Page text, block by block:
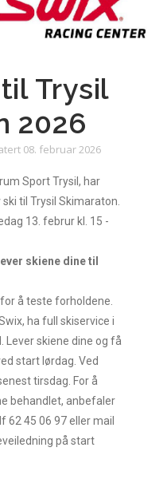
Trysil
2026
08. februar 2026
Sport Trysil, har
til Trysil Skimaraton.
13. februr kl. 15 -
skiene dine til
å teste forholdene.
ha full skiservice i
skiene dine og få
start lørdag. Ved
tirsdag. For å
behandlet, anbefaler
62 45 06 97 eller mail
på start